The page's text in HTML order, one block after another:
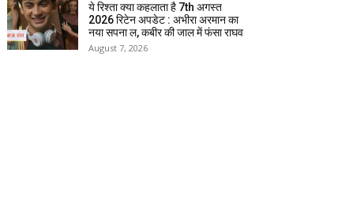
ये रिश्ता क्या कहलाता है 7th अगस्त
2026 रिटेन अपडेट : अभीरा अरमान का
नया सपना ल, कबीर की जाल में फंसा राघव
August 7, 2026